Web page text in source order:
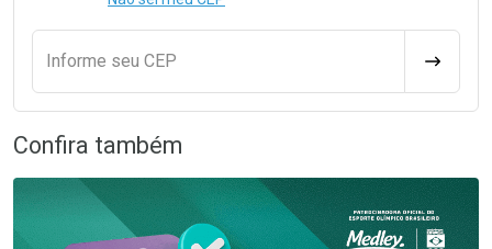
Informe seu CEP
Confira também